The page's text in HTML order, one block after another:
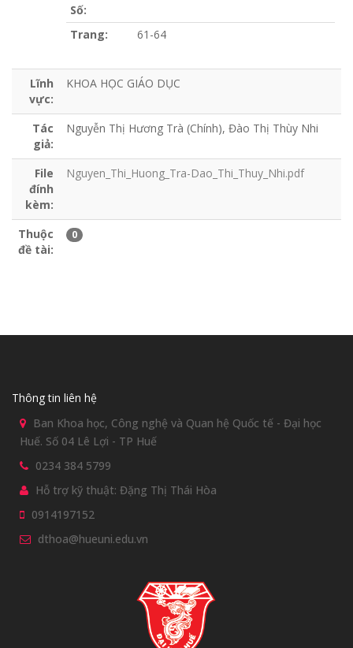
Số:
Trang:
61-64
Lĩnh
vực:
KHOA HỌC GIÁO DỤC
Tác
giả:
Nguyễn Thị Hương Trà (Chính), Đào Thị Thùy Nhi
File
đính
kèm:
Nguyen_Thi_Huong_Tra-Dao_Thi_Thuy_Nhi.pdf
Thuộc
đề tài:
0
Thông tin liên hệ
Ban Khoa học, Công nghệ và Quan hệ Quốc tế - Đại học
Huế. Số 04 Lê Lợi - TP Huế
0234 384 5799
Hỗ trợ kỹ thuật: Đặng Thị Thái Hòa
0914197152
dthoa@hueuni.edu.vn